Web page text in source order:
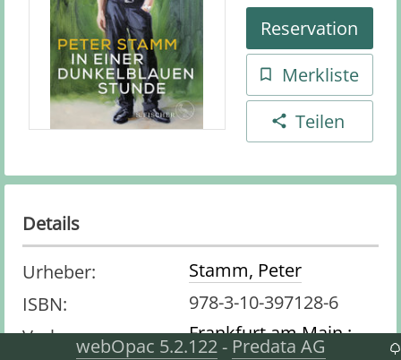
Reservation
Merkliste
Teilen
Details
Urheber:
Stamm, Peter
ISBN:
978-3-10-397128-6
Verlag:
Frankfurt am Main :
webOpac 5.2.122- Predata AG